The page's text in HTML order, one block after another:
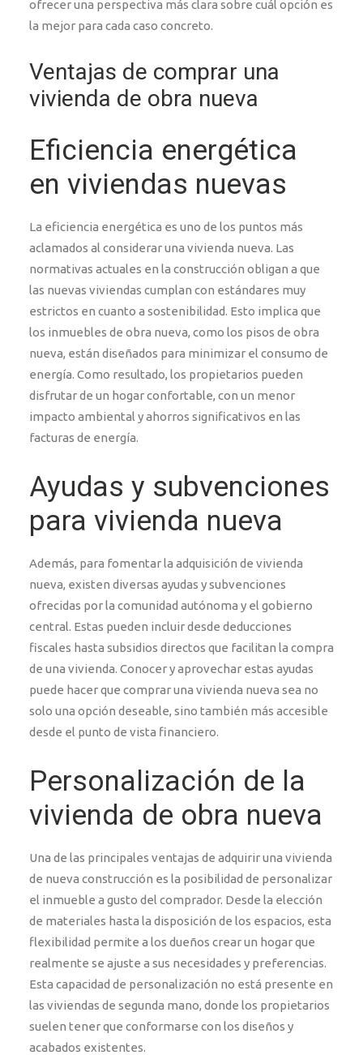
ofrecer una perspectiva más clara sobre cuál opción es
la mejor para cada caso concreto.
Ventajas de comprar una
vivienda de obra nueva
Eficiencia energética
en viviendas nuevas
La eficiencia energética es uno de los puntos más
aclamados al considerar una vivienda nueva. Las
normativas actuales en la construcción obligan a que
las nuevas viviendas cumplan con estándares muy
estrictos en cuanto a sostenibilidad. Esto implica que
los inmuebles de obra nueva, como los pisos de obra
nueva, están diseñados para minimizar el consumo de
energía. Como resultado, los propietarios pueden
disfrutar de un hogar confortable, con un menor
impacto ambiental y ahorros significativos en las
facturas de energía.
Ayudas y subvenciones
para vivienda nueva
Además, para fomentar la adquisición de vivienda
nueva, existen diversas ayudas y subvenciones
ofrecidas por la comunidad autónoma y el gobierno
central. Estas pueden incluir desde deducciones
fiscales hasta subsidios directos que facilitan la compra
de una vivienda. Conocer y aprovechar estas ayudas
puede hacer que comprar una vivienda nueva sea no
solo una opción deseable, sino también más accesible
desde el punto de vista financiero.
Personalización de la
vivienda de obra nueva
Una de las principales ventajas de adquirir una vivienda
de nueva construcción es la posibilidad de personalizar
el inmueble a gusto del comprador. Desde la elección
de materiales hasta la disposición de los espacios, esta
flexibilidad permite a los dueños crear un hogar que
realmente se ajuste a sus necesidades y preferencias.
Esta capacidad de personalización no está presente en
las viviendas de segunda mano, donde los propietarios
suelen tener que conformarse con los diseños y
acabados existentes.